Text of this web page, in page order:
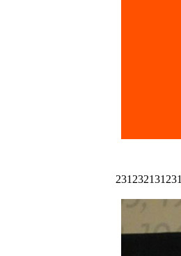
231232131231